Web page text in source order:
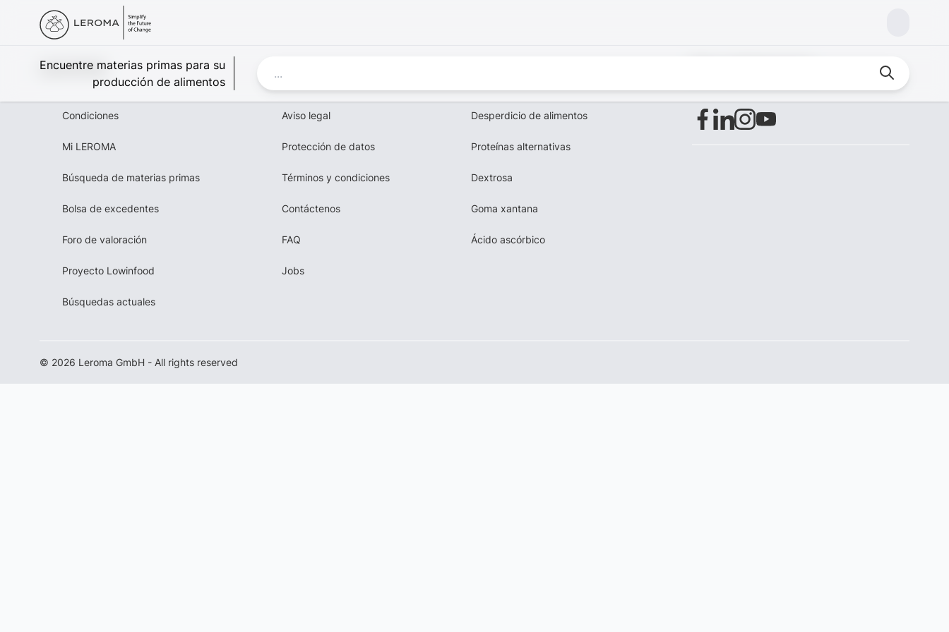
Encuentre materias primas para su
producción de alimentos
Leroma
Condiciones
Mi LEROMA
Búsqueda de materias primas
Bolsa de excedentes
Foro de valoración
Proyecto Lowinfood
Búsquedas actuales
Aviso legal
Protección de datos
Términos y condiciones
Contáctenos
FAQ
Jobs
Desperdicio de alimentos
Proteínas alternativas
Dextrosa
Goma xantana
Ácido ascórbico
© 2026 Leroma GmbH - All rights reserved